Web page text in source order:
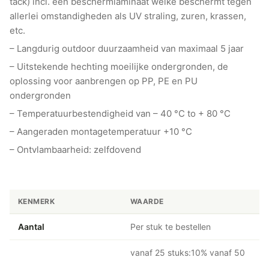
allerlei omstandigheden als UV straling, zuren, krassen,
etc.
– Langdurig outdoor duurzaamheid van maximaal 5 jaar
– Uitstekende hechting moeilijke ondergronden, de
oplossing voor aanbrengen op PP, PE en PU
ondergronden
– Temperatuurbestendigheid van – 40 °C to + 80 °C
– Aangeraden montagetemperatuur +10 °C
– Ontvlambaarheid: zelfdovend
KENMERK WAARDE
Aantal Per stuk te bestellen
vanaf 25 stuks:10% vanaf 50